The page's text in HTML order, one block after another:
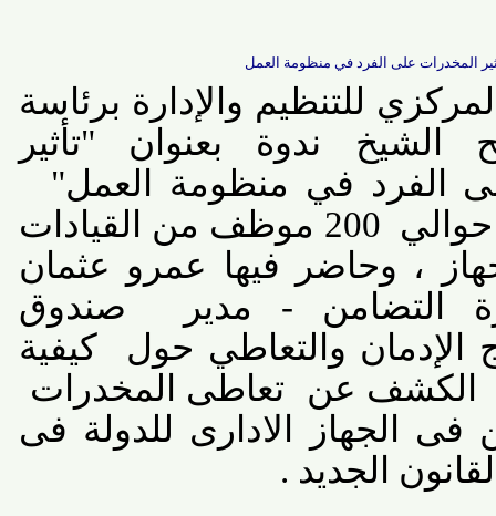
على الفرد في منظومة العمل
للتنظيم والإدارة برئاسة
ندوة بعنوان "تأثير
في منظومة العمل"
200 موظف من القيادات
، وحاضر فيها عمرو عثمان
- مدير
صندوق
والتعاطي حول
كيفية
عن تعاطى المخدرات
الجهاز الادارى للدولة فى
الجديد .